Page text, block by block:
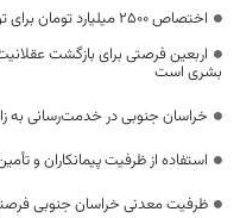
اختصاص 2500 میلیارد تومان برای توسعه راه‌های دوبانده خراسان جنوبی
اربعین فرصتی برای بازگشت
بشری است
خراسان جنوبی در خدمت‌رسانی به
استفاده از ظرفیت پیمانکاران و
ظرفیت معدنی خراسان جنوبی